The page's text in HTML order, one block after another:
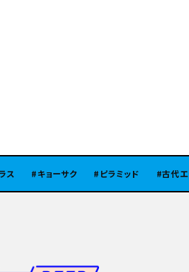
キョーサク ピラミッド 古代エジ